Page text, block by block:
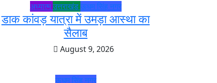
अध्यात्म उत्तराखंड ऊधम सिंह नगर
डाक कांवड़ यात्रा में उमड़ा आस्था का
सैलाब
August 9, 2026
ऊधम सिंह नगर